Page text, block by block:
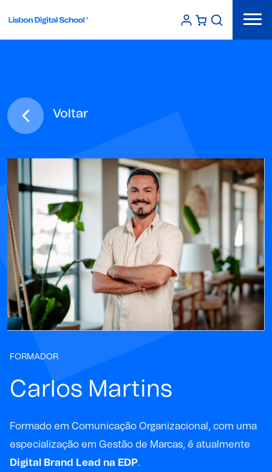
Voltar
FORMADOR
Carlos Martins
Formado em Comunicação Organizacional, com uma
especialização em Gestão de Marcas, é atualmente
Digital Brand Lead na EDP.